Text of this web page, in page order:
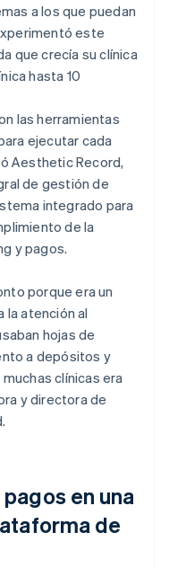
a los que puedan
este
que crecía su clínica
hasta 10
las herramientas
ejecutar cada
Aesthetic Record,
de gestión de
integrado para
de la
y pagos.
porque era un
atención al
hojas de
a depósitos y
clínicas era
y directora de
en una
de